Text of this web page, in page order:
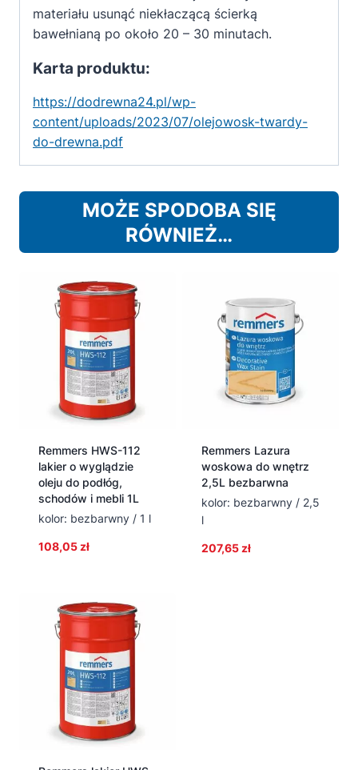
materiału usunąć niekłaczącą ścierką
bawełnianą po około 20 – 30 minutach.
Karta produktu:
https://dodrewna24.pl/wp-
content/uploads/2023/07/olejowosk-twardy-
do-drewna.pdf
MOŻE SPODOBA SIĘ
RÓWNIEŻ…
Remmers HWS-112
lakier o wyglądzie
oleju do podłóg,
schodów i mebli 1L
kolor: bezbarwny / 1 l
108,05 zł
Remmers Lazura
woskowa do wnętrz
2,5L bezbarwna
kolor: bezbarwny / 2,5
l
207,65 zł